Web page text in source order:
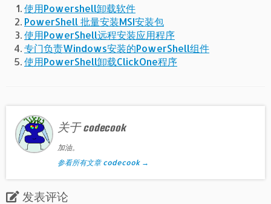
使用Powershell卸载软件
PowerShell 批量安装MSI安装包
使用PowerShell远程安装应用程序
专门负责Windows安装的PowerShell组件
使用PowerShell卸载ClickOne程序
关于 codecook
加油。
参看所有文章 codecook →
发表评论